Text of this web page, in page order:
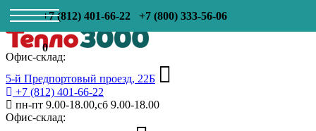
+7 (812) 401-66-22 +7 (800) 333-56-06
0
Офис-склад:
5-й Предпортовый проезд, 22Б
+7 (812) 401-66-22
пн-пт 9.00-18.00,сб 9.00-18.00
Офис-склад: